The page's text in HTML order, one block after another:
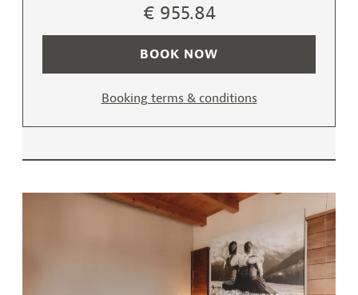
€ 955.84
BOOK NOW
Booking terms & conditions